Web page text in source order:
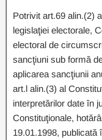
Potrivit art.69 alin.(2)
legislaţiei electorale,
electoral de
sancţiuni sub formă
aplicarea sancţiunii
art.l alin.(3) al
interpretărilor date în
Constituţionale,
19.01.1998, publicată